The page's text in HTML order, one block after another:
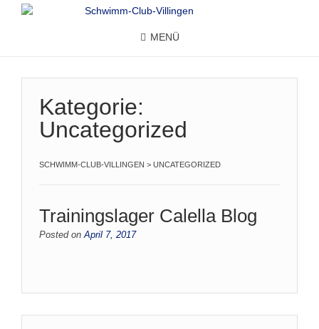
MENÜ
Kategorie:
Uncategorized
SCHWIMM-CLUB-VILLINGEN > UNCATEGORIZED
Trainingslager Calella Blog
Posted onApril 7, 2017